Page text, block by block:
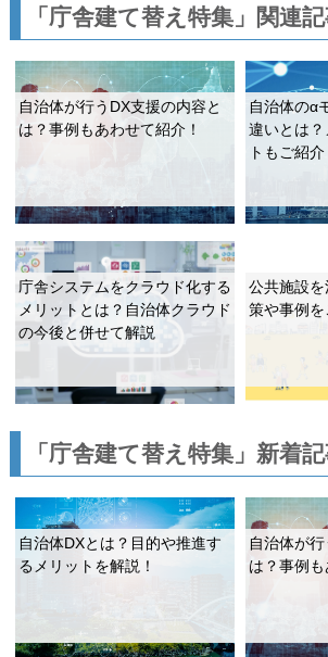
「庁舎建て替え特集」関連
自治体が行うDX支援の内容と
は？事例もあわせて紹介！
自治体のα
違いとは
トもご紹介
庁舎システムをクラウド化する
メリットとは？自治体クラウド
の今後と併せて解説
公共施設
策や事例を
「庁舎建て替え特集」新着
自治体DXとは？目的や推進す
るメリットを解説！
自治体が
は？事例も